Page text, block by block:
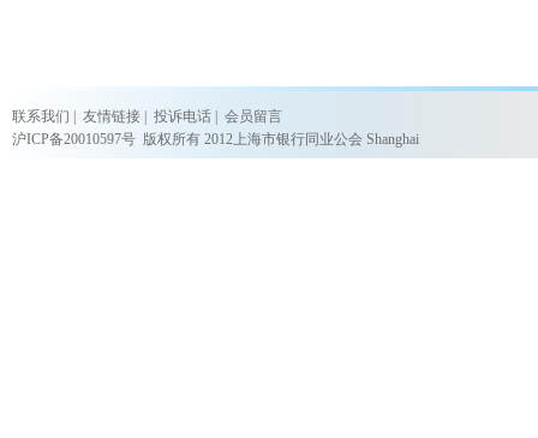
联系我们 友情链接 投诉电话
会员留言
沪ICP备20010597号 版权所有 2012上海市银行同业公会 Shanghai